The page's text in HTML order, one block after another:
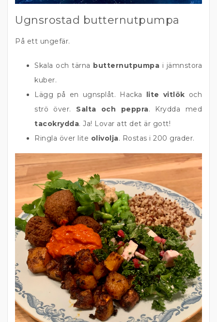
Ugnsrostad butternutpumpa
På ett ungefär.
Skala och tärna butternutpumpa i jämnstora
kuber.
Lägg på en ugnsplåt. Hacka lite vitlök och
strö över. Salta och peppra. Krydda med
tacokrydda. Ja! Lovar att det är gott!
Ringla över lite olivolja. Rostas i 200 grader.